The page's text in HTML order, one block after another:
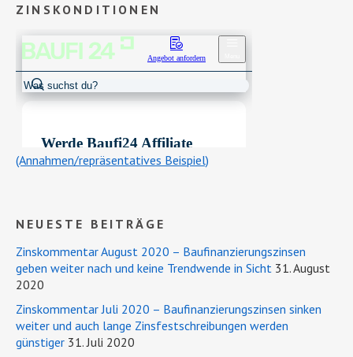
ZINSKONDITIONEN
(Annahmen/repräsentatives Beispiel)
NEUESTE BEITRÄGE
Zinskommentar August 2020 – Baufinanzierungszinsen
geben weiter nach und keine Trendwende in Sicht 31. August
2020
Zinskommentar Juli 2020 – Baufinanzierungszinsen sinken
weiter und auch lange Zinsfestschreibungen werden
günstiger 31. Juli 2020